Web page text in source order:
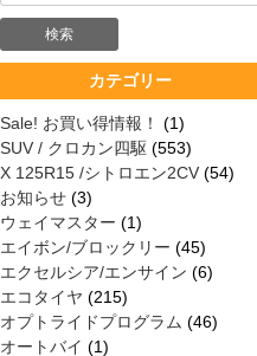
カテゴリー
Sale! お買い得情報！
(1)
SUV / クロカン四駆 (553)
X 125R15 /シトロエン2CV (54)
お知らせ (3)
ウェイマスター (1)
エイボン/ブロックリー (45)
エクセルシア/エンサイン (6)
エコタイヤ (215)
オプトライドプログラム (46)
オートバイ (1)